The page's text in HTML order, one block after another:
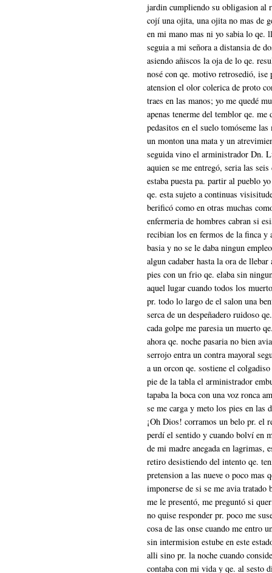
jardin cumpliendo su obligasion al
cojí una ojita, una ojita no mas de
en mi mano mas ni yo sabia lo qe.
seguia a mi señora a distansia de
asiendo añiscos la oja de lo qe.
nosé con qe. motivo retrosedió,
atension el olor colerica de proto
traes en las manos; yo me quedé
apenas tenerme del temblor qe.
pedasitos en el suelo tomóseme
un monton una mata y un
seguida vino el arministrador Dn.
aquien se me entregó, seria las
estaba puesta pa. partir al pueblo
qe. esta sujeto a continuas
berificó como en otras muchas
enfermeria de hombres cabran si
recibian los en fermos de la finca
basia y no se le daba ningun
algun cadaber hasta la ora de
pies con un frio qe. elaba sin
aquel lugar cuando todos los
pr. todo lo largo de el salon una
serca de un despeñadero ruidoso
cada golpe me paresia un muerto
ahora qe. noche pasaria no bien
serrojo entra un contra mayoral
a un orcon qe. sostiene el
pie de la tabla el arministrador
tapaba la boca con una voz ronca
se me carga y meto los pies en las
¡Oh Dios! corramos un belo pr. el
perdí el sentido y cuando bolví en
de mi madre anegada en lagrimas,
retiro desistiendo del intento qe.
pretension a las nueve o poco
imponerse de si se me avia
me le presentó, me preguntó si
no quise responder pr. poco me
cosa de las onse cuando me entro
sin intermision estube en este
alli sino pr. la noche cuando
contaba con mi vida y qe. al sesto